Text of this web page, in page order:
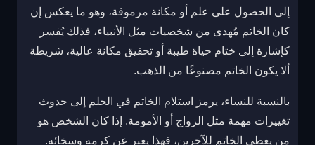
إلى الحصول على علم أو مكانة مرموقة، وهو ما يعكس إن
كان الخاتم مُهدى من شخصيات مثل الأنبياء، فذلك يُفسر
كإشارة إلى ختام حياة طيبة أو تحقيق مكانة عالية، شريطة
ألا يكون الخاتم مصنوعًا من الذهب.
بالنسبة للنساء، يرمز استلام الخاتم في الحلم إلى حدوث
تغييرات مهمة مثل الزواج أو الأمومة. إذا كان الشخص هو
من يعطي الخاتم للآخرين، فهذا يعبر عن كرمه وسخائه.